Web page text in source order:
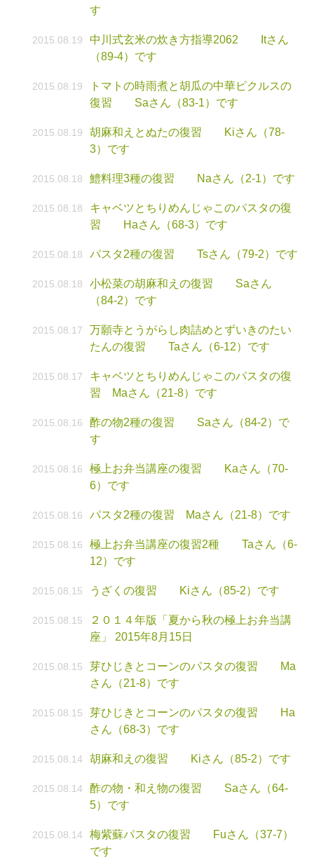
す
2015.08.19
中川式玄米の炊き方指導2062 Itさん
（89-4）です
2015.08.19
トマトの時雨煮と胡瓜の中華ピクルスの
復習 Saさん（83-1）です
2015.08.19
胡麻和えとぬたの復習 Kiさん（78-
3）です
2015.08.18 鱧料理3種の復習 Naさん（2-1）です
2015.08.18
キャベツとちりめんじゃこのパスタの復
習 Haさん（68-3）です
2015.08.18 パスタ2種の復習 Tsさん（79-2）です
2015.08.18
小松菜の胡麻和えの復習 Saさん
（84-2）です
2015.08.17
万願寺とうがらし肉詰めとずいきのたい
たんの復習 Taさん（6-12）です
2015.08.17
キャベツとちりめんじゃこのパスタの復
習 Maさん（21-8）です
2015.08.16
酢の物2種の復習 Saさん（84-2）で
す
2015.08.16
極上お弁当講座の復習 Kaさん（70-
6）です
2015.08.16 パスタ2種の復習 Maさん（21-8）です
2015.08.16
極上お弁当講座の復習2種 Taさん（6-
12）です
2015.08.15 うざくの復習 Kiさん（85-2）です
2015.08.15
２０１４年版「夏から秋の極上お弁当講
座」 2015年8月15日
2015.08.15
芽ひじきとコーンのパスタの復習 Ma
さん（21-8）です
2015.08.15
芽ひじきとコーンのパスタの復習 Ha
さん（68-3）です
2015.08.14 胡麻和えの復習 Kiさん（85-2）です
2015.08.14
酢の物・和え物の復習 Saさん（64-
5）です
2015.08.14
梅紫蘇パスタの復習 Fuさん（37-7）
です